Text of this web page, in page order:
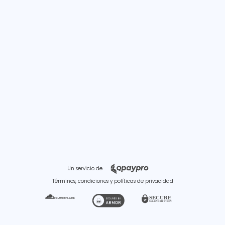
Un servicio de
Términos, condiciones y políticas de privacidad